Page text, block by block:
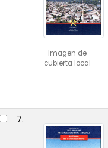
Imagen de
cubierta local
7.